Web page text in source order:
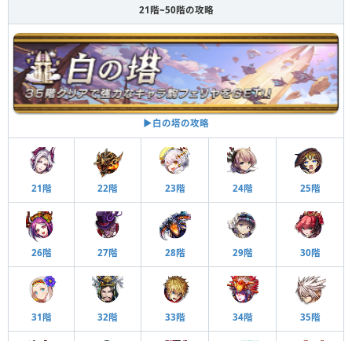
21階~50階の攻略
▶︎白の塔の攻略
21階 22階 23階 24階 25階
26階 27階 28階 29階 30階
31階 32階 33階 34階 35階